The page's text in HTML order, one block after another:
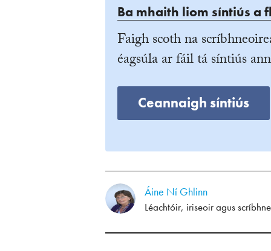
Ba mhaith liom síntiús a
Faigh scoth na
éagsúla ar fáil tá síntiús
Ceannaigh síntiús
Áine Ní Ghlinn
Léachtóir, iriseoir agus